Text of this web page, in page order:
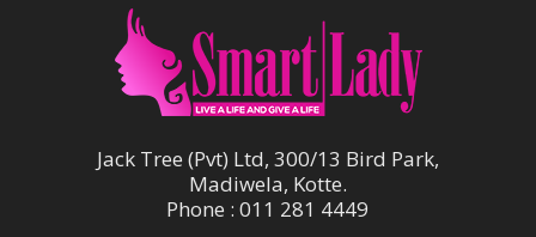
Jack Tree (Pvt) Ltd, 300/13 Bird Park,
Madiwela, Kotte.
Phone : 011 281 4449